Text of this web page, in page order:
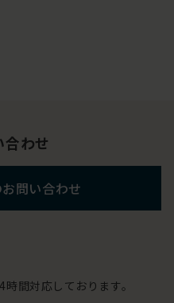
合わせ
問い合わせ
間対応しております。